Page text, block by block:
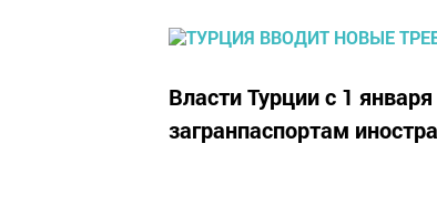
Власти Турции с 1
загранпаспортам